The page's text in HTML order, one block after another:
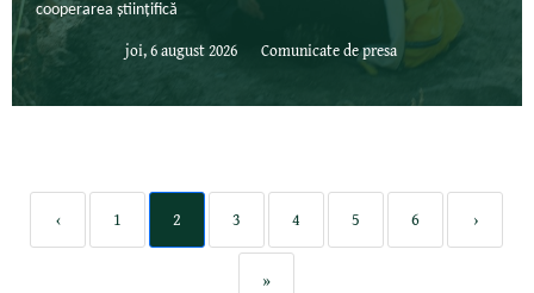
cooperarea științifică
joi, 6 august 2026 Comunicate de presa
‹ 1 2 3 4 5 6 ›
»